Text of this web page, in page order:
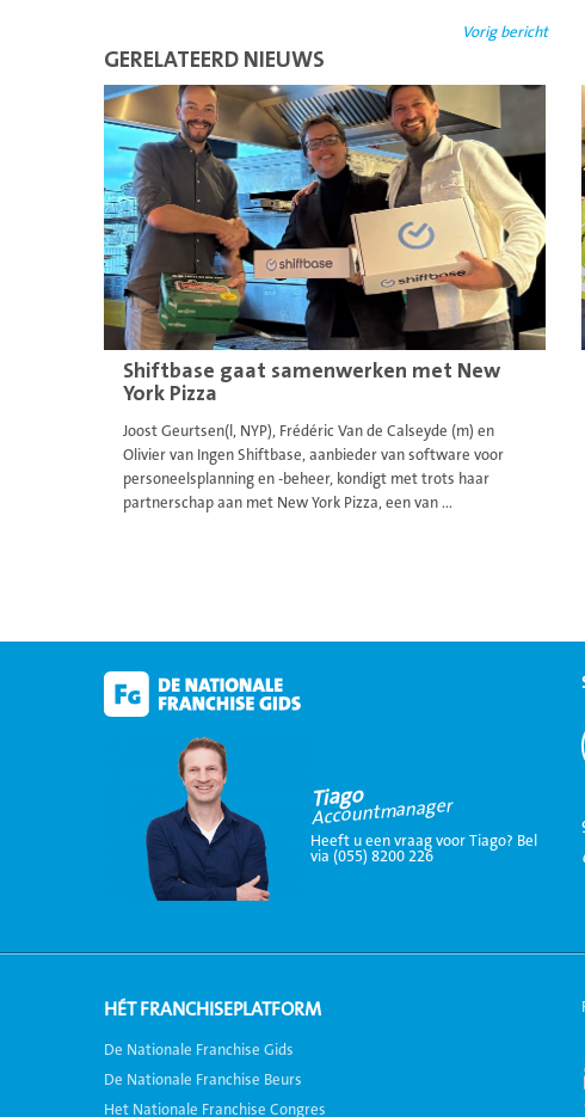
Vorig bericht
GERELATEERD NIEUWS
Shiftbase gaat samenwerken met New
York Pizza
Joost Geurtsen(l, NYP), Frédéric Van de Calseyde (m) en
Olivier van Ingen Shiftbase, aanbieder van software voor
personeelsplanning en -beheer, kondigt met trots haar
partnerschap aan met New York Pizza, een van ...
Lees
meer
Tiago
Accountmanager
Heeft u een vraag voor Tiago? Bel
via (055) 8200 226
HÉT FRANCHISEPLATFORM
De Nationale Franchise Gids
De Nationale Franchise Beurs
Het Nationale Franchise Congres